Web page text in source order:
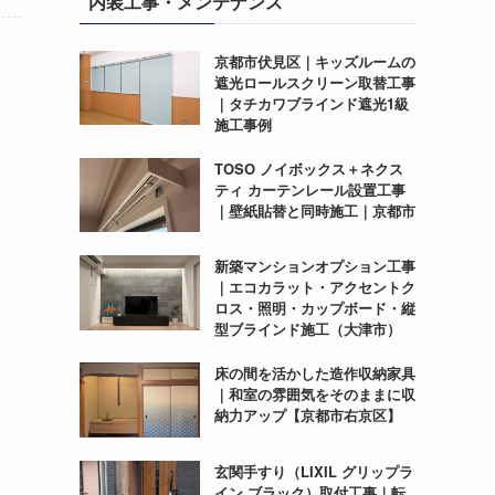
京都市伏見区｜キッズルームの
遮光ロールスクリーン取替工事
｜タチカワブラインド遮光1級
施工事例
TOSO ノイボックス＋ネクス
ティ カーテンレール設置工事
｜壁紙貼替と同時施工｜京都市
新築マンションオプション工事
｜エコカラット・アクセントク
ロス・照明・カップボード・縦
型ブラインド施工（大津市）
床の間を活かした造作収納家具
｜和室の雰囲気をそのままに収
納力アップ【京都市右京区】
玄関手すり（LIXIL グリップラ